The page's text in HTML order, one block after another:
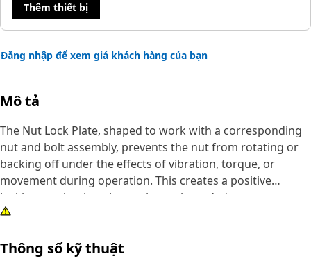
Thêm thiết bị
Đăng nhập để xem giá khách hàng của bạn
Mô tả
The Nut Lock Plate, shaped to work with a corresponding
nut and bolt assembly, prevents the nut from rotating or
backing off under the effects of vibration, torque, or
movement during operation. This creates a positive
locking mechanism that resists unintended movement.
Once installed, it acts as a physical retainer that resists
separation or malfunction. This is used in environments
Thông số kỹ thuật